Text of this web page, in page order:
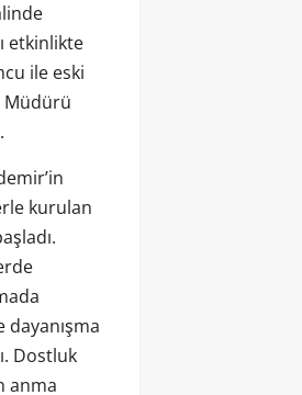
etkinlikte
ile eski
Müdürü
kurulan
dayanışma
Dostluk
anma